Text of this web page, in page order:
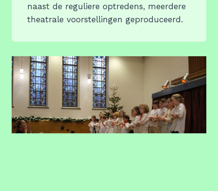
naast de reguliere optredens, meerdere
theatrale voorstellingen geproduceerd.